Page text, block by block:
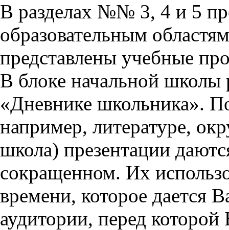
В разделах №№ 3, 4 и 5
образовательным
представлены учебные
В блоке начальной школы
«Дневнике школьника».
например, литературе,
школа) презентации
сокращенном. Их
времени, которое дается
аудитории, перед